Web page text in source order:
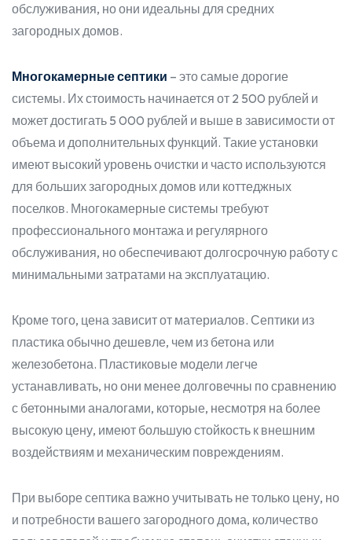
обслуживания, но они идеальны для средних
загородных домов.
Многокамерные септики – это самые дорогие
системы. Их стоимость начинается от 2 500 рублей и
может достигать 5 000 рублей и выше в зависимости от
объема и дополнительных функций. Такие установки
имеют высокий уровень очистки и часто используются
для больших загородных домов или коттеджных
поселков. Многокамерные системы требуют
профессионального монтажа и регулярного
обслуживания, но обеспечивают долгосрочную работу с
минимальными затратами на эксплуатацию.
Кроме того, цена зависит от материалов. Септики из
пластика обычно дешевле, чем из бетона или
железобетона. Пластиковые модели легче
устанавливать, но они менее долговечны по сравнению
с бетонными аналогами, которые, несмотря на более
высокую цену, имеют большую стойкость к внешним
воздействиям и механическим повреждениям.
При выборе септика важно учитывать не только цену, но
и потребности вашего загородного дома, количество